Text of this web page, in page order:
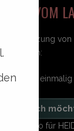
HEIDI VOM
Unterstützung
so einfach:
freiwillig |
♡ Ja, ich
Ab 1,- Euro für